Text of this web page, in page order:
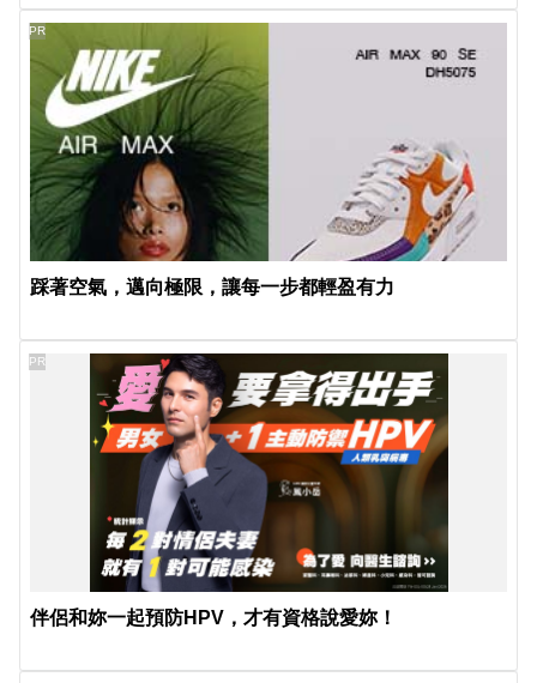
踩著空氣，邁向極限，讓每一步都輕盈有力
PR
伴侶和妳一起預防HPV，才有資格說愛妳！
PR